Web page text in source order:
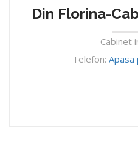
Din Florina-
Cabinet
Telefon: Apasa